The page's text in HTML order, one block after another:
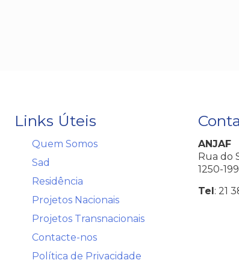
Links Úteis
Quem Somos
Sad
Residência
Projetos Nacionais
Projetos Transnacionais
Contacte-nos
Política de Privacidade
ANJAF
Rua do
1250-
Tel: 21